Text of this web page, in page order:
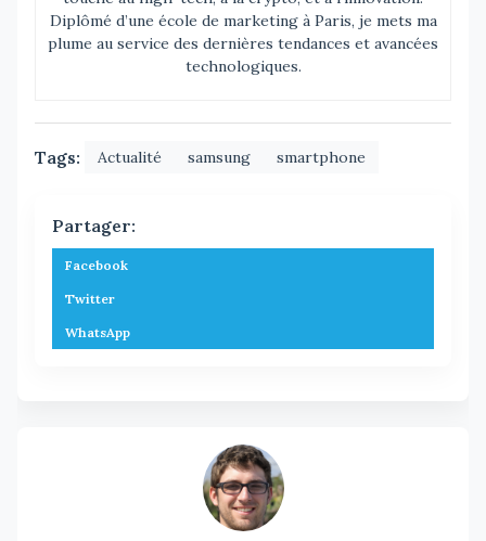
Diplômé d’une école de marketing à Paris, je mets ma
plume au service des dernières tendances et avancées
technologiques.
Tags: Actualité samsung smartphone
Partager:
Facebook
Twitter
WhatsApp